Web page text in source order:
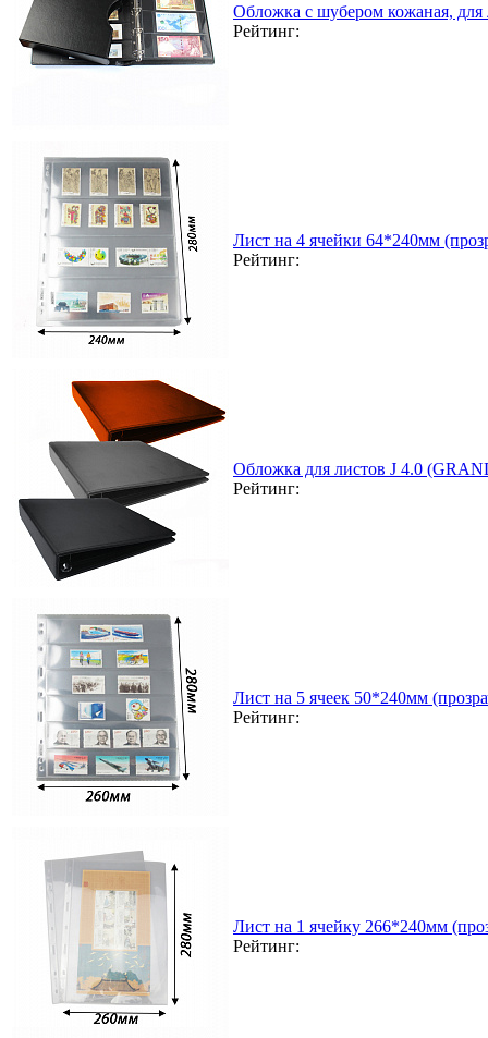
Обложка с шубером кожаная,
Рейтинг:
Лист на 4 ячейки 64*240мм
Рейтинг:
Обложка для листов J 4.0
Рейтинг:
Лист на 5 ячеек 50*240мм
Рейтинг:
Лист на 1 ячейку 266*240мм
Рейтинг: